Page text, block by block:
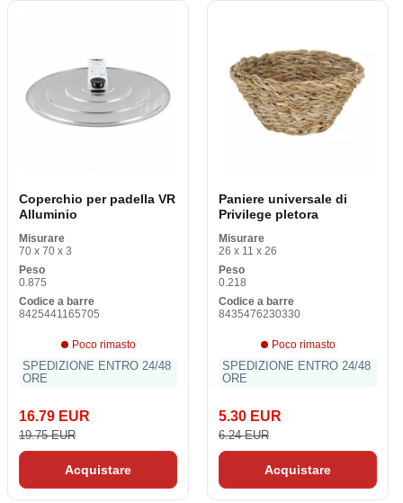
Coperchio per padella VR
Alluminio
Misurare
70 x 70 x 3
Peso
0.875
Codice a barre
8425441165705
Poco rimasto
SPEDIZIONE ENTRO 24/48
ORE
16.79 EUR
19.75 EUR
Acquistare
Paniere universale di
Privilege pletora
Misurare
26 x 11 x 26
Peso
0.218
Codice a barre
8435476230330
Poco rimasto
SPEDIZIONE ENTRO 24/48
ORE
5.30 EUR
6.24 EUR
Acquistare